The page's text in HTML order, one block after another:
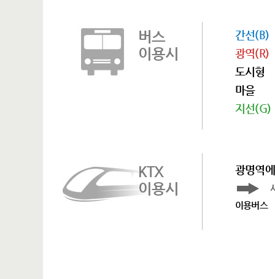
버스
이용시
간선(B)
광역(R)
도시형
마을
지선(G)
KTX
이용시
광명역
이용버스